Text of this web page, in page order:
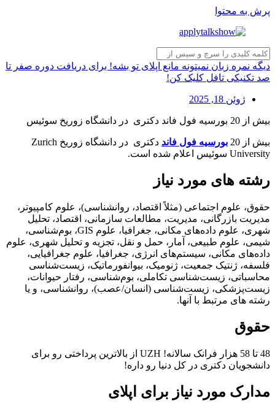
پرش به محتوا
دیگه نمره زبان نمیتونه مانع اپلای تو بشه! برای دریافت دوره صفر تا
صد تکنیکی تافل کلیک کن!
ژوئن 18, 2025
بیش از 20 بورسیه فول فاند دکتری در دانشگاه زوریخ سوئیس
بیش از 20 بورسیه فول فاند
دکتری در دانشگاه زوریخ Zurich
University سوئیس اعلام شده است.
رشته های مورد نیاز
حقوق، علوم اجتماعی (مثلاً اقتصاد، روانشناسی)، علوم کامپیوتر،
مدیریت بازرگانی، مدیریت، مطالعات سازمانی، اقتصاد، تحلیل
شهری، علوم داده‌های مکانی، جغرافیا، علوم GIS، بوم‌شناسی،
شیمی، علوم طبیعی، آمار، حمل و نقل، تجزیه و تحلیل شهری، علوم
داده‌های مکانی، سیستم‌های انرژی، جغرافیا، علوم جغرافیایی،
فلسفه، ژنتیک جمعیت، ژنومیک، بیوانفورماتیک، زیست‌شناسی
محاسباتی، زیست‌شناسی تکاملی، بوم‌شناسی، رفتار حیوانات،
زیست‌پزشکی، زیست‌شناسی (انسان/عصب)، روانشناسی، و یا
رشته های مرتبط با آنها.
حقوق
48 تا 58 هزار فرانک سالانه! UZH از بالاترین پرداختی رو برای
دانشجویان دکتری در کل دنیا رو داره!
مدارک مورد نیاز برای اپلای